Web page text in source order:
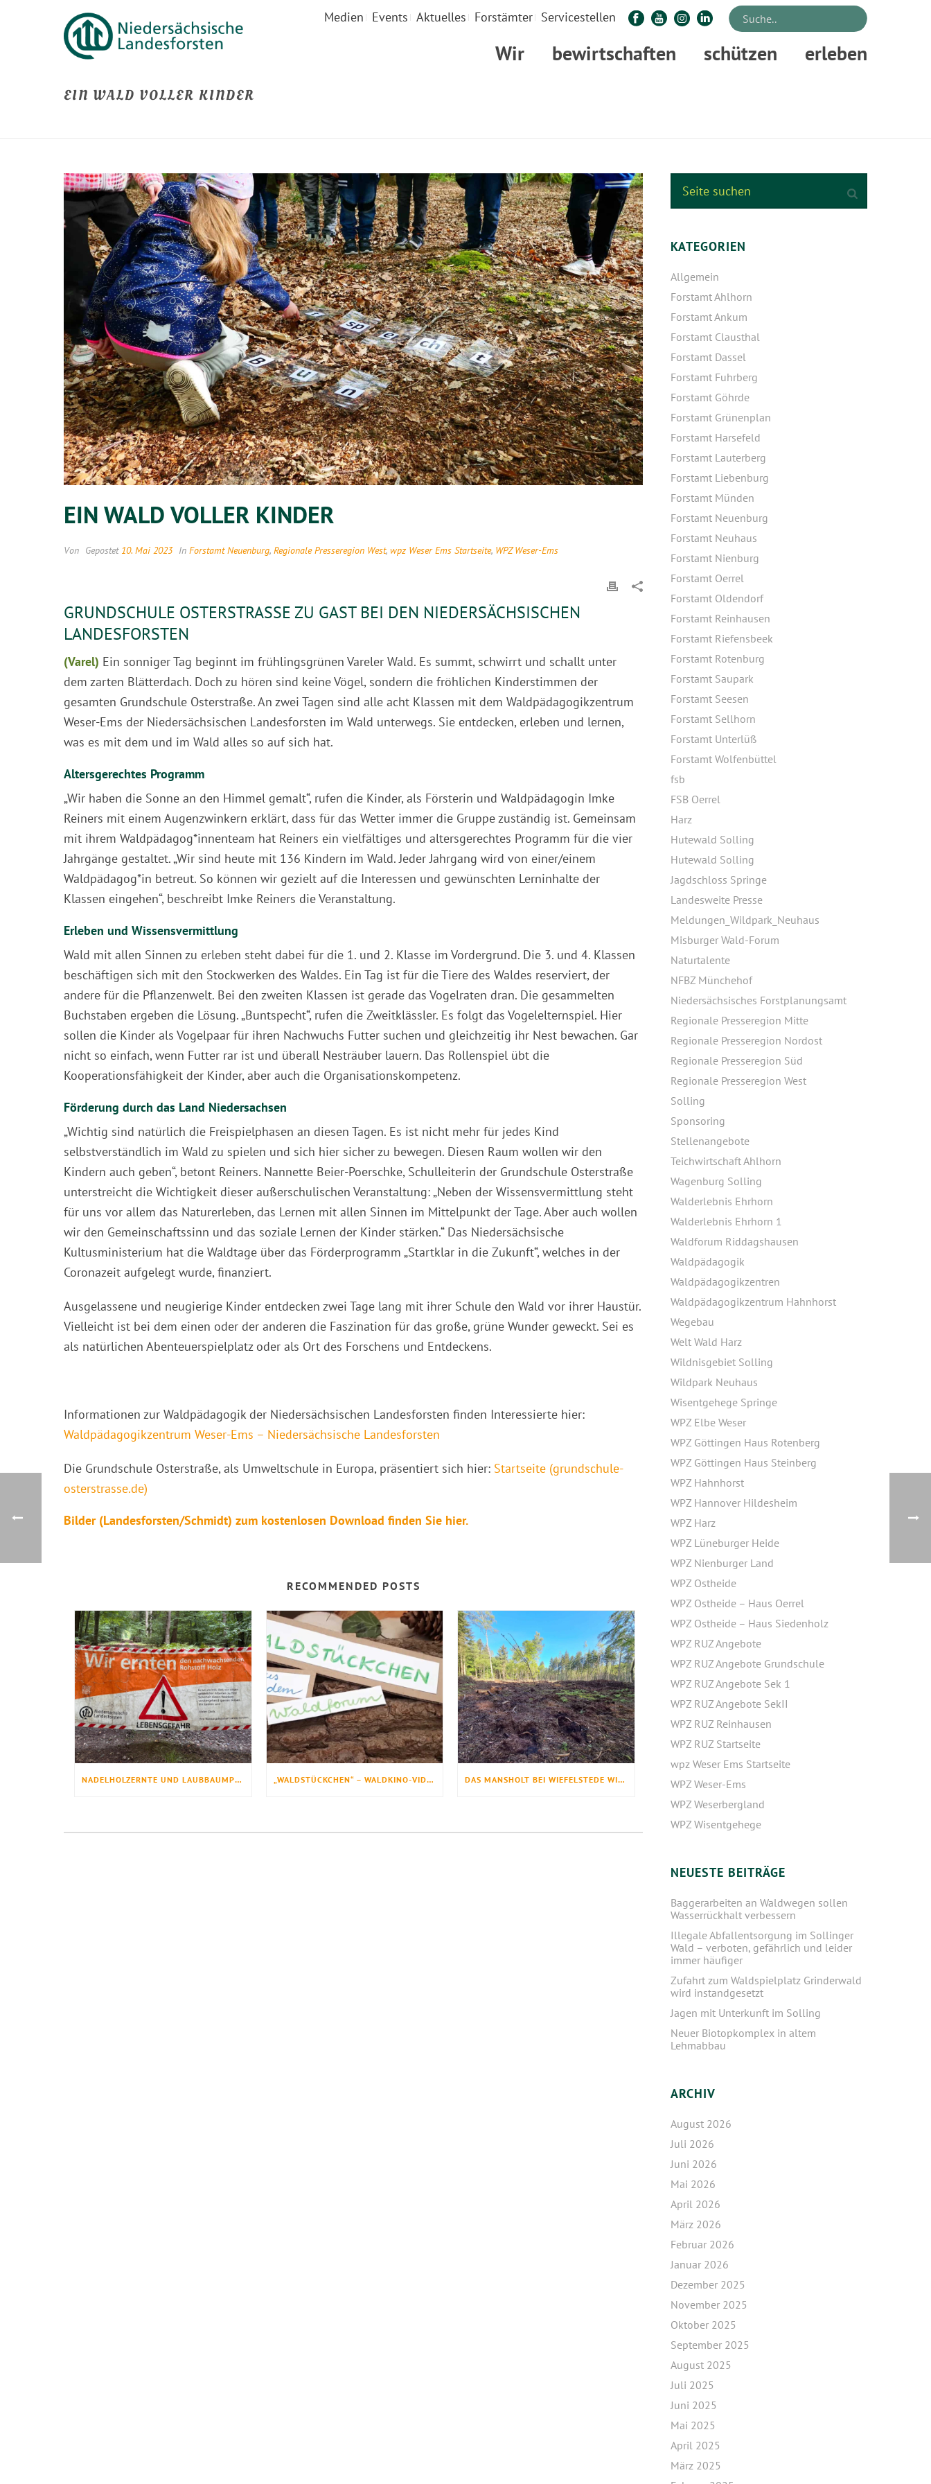
Medien Events Aktuelles Forstämter Servicestellen
Wir bewirtschaften schützen erleben
EIN WALD VOLLER KINDER
EIN WALD VOLLER KINDER
Von Gepostet 10. Mai 2023 In Forstamt Neuenburg, Regionale Presseregion West, wpz Weser Ems Startseite, WPZ Weser-Ems
GRUNDSCHULE OSTERSTRASSE ZU GAST BEI DEN NIEDERSÄCHSISCHEN L
ANDESFORSTEN
(Varel) Ein sonniger Tag beginnt im frühlingsgrünen Vareler Wald. Es summt, schwirrt und schallt unter
dem zarten Blätterdach. Doch zu hören sind keine Vögel, sondern die fröhlichen Kinderstimmen der
gesamten Grundschule Osterstraße. An zwei Tagen sind alle acht Klassen mit dem Waldpädagogikzentrum
Weser-Ems der Niedersächsischen Landesforsten im Wald unterwegs. Sie entdecken, erleben und lernen,
was es mit dem und im Wald alles so auf sich hat.
Altersgerechtes Programm
„Wir haben die Sonne an den Himmel gemalt“, rufen die Kinder, als Försterin und Waldpädagogin Imke
Reiners mit einem Augenzwinkern erklärt, dass für das Wetter immer die Gruppe zuständig ist. Gemeinsam
mit ihrem Waldpädagog*innenteam hat Reiners ein vielfältiges und altersgerechtes Programm für die vier
Jahrgänge gestaltet. „Wir sind heute mit 136 Kindern im Wald. Jeder Jahrgang wird von einer/einem
Waldpädagog*in betreut. So können wir gezielt auf die Interessen und gewünschten Lerninhalte der
Klassen eingehen“, beschreibt Imke Reiners die Veranstaltung.
Erleben und Wissensvermittlung
Wald mit allen Sinnen zu erleben steht dabei für die 1. und 2. Klasse im Vordergrund. Die 3. und 4. Klassen
beschäftigen sich mit den Stockwerken des Waldes. Ein Tag ist für die Tiere des Waldes reserviert, der
andere für die Pflanzenwelt. Bei den zweiten Klassen ist gerade das Vogelraten dran. Die gesammelten
Buchstaben ergeben die Lösung. „Buntspecht“, rufen die Zweitklässler. Es folgt das Vogelelternspiel. Hier
sollen die Kinder als Vogelpaar für ihren Nachwuchs Futter suchen und gleichzeitig ihr Nest bewachen. Gar
nicht so einfach, wenn Futter rar ist und überall Nesträuber lauern. Das Rollenspiel übt die
Kooperationsfähigkeit der Kinder, aber auch die Organisationskompetenz.
Förderung durch das Land Niedersachsen
„Wichtig sind natürlich die Freispielphasen an diesen Tagen. Es ist nicht mehr für jedes Kind
selbstverständlich im Wald zu spielen und sich hier sicher zu bewegen. Diesen Raum wollen wir den
Kindern auch geben“, betont Reiners. Nannette Beier-Poerschke, Schulleiterin der Grundschule Osterstraße
unterstreicht die Wichtigkeit dieser außerschulischen Veranstaltung: „Neben der Wissensvermittlung steht
für uns vor allem das Naturerleben, das Lernen mit allen Sinnen im Mittelpunkt der Tage. Aber auch wollen
wir den Gemeinschaftssinn und das soziale Lernen der Kinder stärken.“ Das Niedersächsische
Kultusministerium hat die Waldtage über das Förderprogramm „Startklar in die Zukunft“, welches in der
Coronazeit aufgelegt wurde, finanziert.
Ausgelassene und neugierige Kinder entdecken zwei Tage lang mit ihrer Schule den Wald vor ihrer Haustür.
Vielleicht ist bei dem einen oder der anderen die Faszination für das große, grüne Wunder geweckt. Sei es
als natürlichen Abenteuerspielplatz oder als Ort des Forschens und Entdeckens.
Informationen zur Waldpädagogik der Niedersächsischen Landesforsten finden Interessierte hier:
Waldpädagogikzentrum Weser-Ems – Niedersächsische Landesforsten
Die Grundschule Osterstraße, als Umweltschule in Europa, präsentiert sich hier: Startseite (grundschule-
osterstrasse.de)
Bilder (Landesforsten/Schmidt) zum kostenlosen Download finden Sie hier.
RECOMMENDED POSTS
NADELHOLZERNTE UND LAUBBAUMPFLANZUNG „WALDSTÜCKCHEN“ – WALDKINO-VIDEOS DAS MANSHOLT BEI WIEFELSTEDE WIRD NATURNÄHER
KATEGORIEN
Allgemein
Forstamt Ahlhorn
Forstamt Ankum
Forstamt Clausthal
Forstamt Dassel
Forstamt Fuhrberg
Forstamt Göhrde
Forstamt Grünenplan
Forstamt Harsefeld
Forstamt Lauterberg
Forstamt Liebenburg
Forstamt Münden
Forstamt Neuenburg
Forstamt Neuhaus
Forstamt Nienburg
Forstamt Oerrel
Forstamt Oldendorf
Forstamt Reinhausen
Forstamt Riefensbeek
Forstamt Rotenburg
Forstamt Saupark
Forstamt Seesen
Forstamt Sellhorn
Forstamt Unterlüß
Forstamt Wolfenbüttel
fsb
FSB Oerrel
Harz
Hutewald Solling
Hutewald Solling
Jagdschloss Springe
Landesweite Presse
Meldungen_Wildpark_Neuhaus
Misburger Wald-Forum
Naturtalente
NFBZ Münchehof
Niedersächsisches Forstplanungsamt
Regionale Presseregion Mitte
Regionale Presseregion Nordost
Regionale Presseregion Süd
Regionale Presseregion West
Solling
Sponsoring
Stellenangebote
Teichwirtschaft Ahlhorn
Wagenburg Solling
Walderlebnis Ehrhorn
Walderlebnis Ehrhorn 1
Waldforum Riddagshausen
Waldpädagogik
Waldpädagogikzentren
Waldpädagogikzentrum Hahnhorst
Wegebau
Welt Wald Harz
Wildnisgebiet Solling
Wildpark Neuhaus
Wisentgehege Springe
WPZ Elbe Weser
WPZ Göttingen Haus Rotenberg
WPZ Göttingen Haus Steinberg
WPZ Hahnhorst
WPZ Hannover Hildesheim
WPZ Harz
WPZ Lüneburger Heide
WPZ Nienburger Land
WPZ Ostheide
WPZ Ostheide – Haus Oerrel
WPZ Ostheide – Haus Siedenholz
WPZ RUZ Angebote
WPZ RUZ Angebote Grundschule
WPZ RUZ Angebote Sek 1
WPZ RUZ Angebote SekII
WPZ RUZ Reinhausen
WPZ RUZ Startseite
wpz Weser Ems Startseite
WPZ Weser-Ems
WPZ Weserbergland
WPZ Wisentgehege
NEUESTE BEITRÄGE
Baggerarbeiten an Waldwegen sollen
Wasserrückhalt verbessern
Illegale Abfallentsorgung im Sollinger
Wald – verboten, gefährlich und leider
immer häufiger
Zufahrt zum Waldspielplatz Grinderwald
wird instandgesetzt
Jagen mit Unterkunft im Solling
Neuer Biotopkomplex in altem
Lehmabbau
ARCHIV
August 2026
Juli 2026
Juni 2026
Mai 2026
April 2026
März 2026
Februar 2026
Januar 2026
Dezember 2025
November 2025
Oktober 2025
September 2025
August 2025
Juli 2025
Juni 2025
Mai 2025
April 2025
März 2025